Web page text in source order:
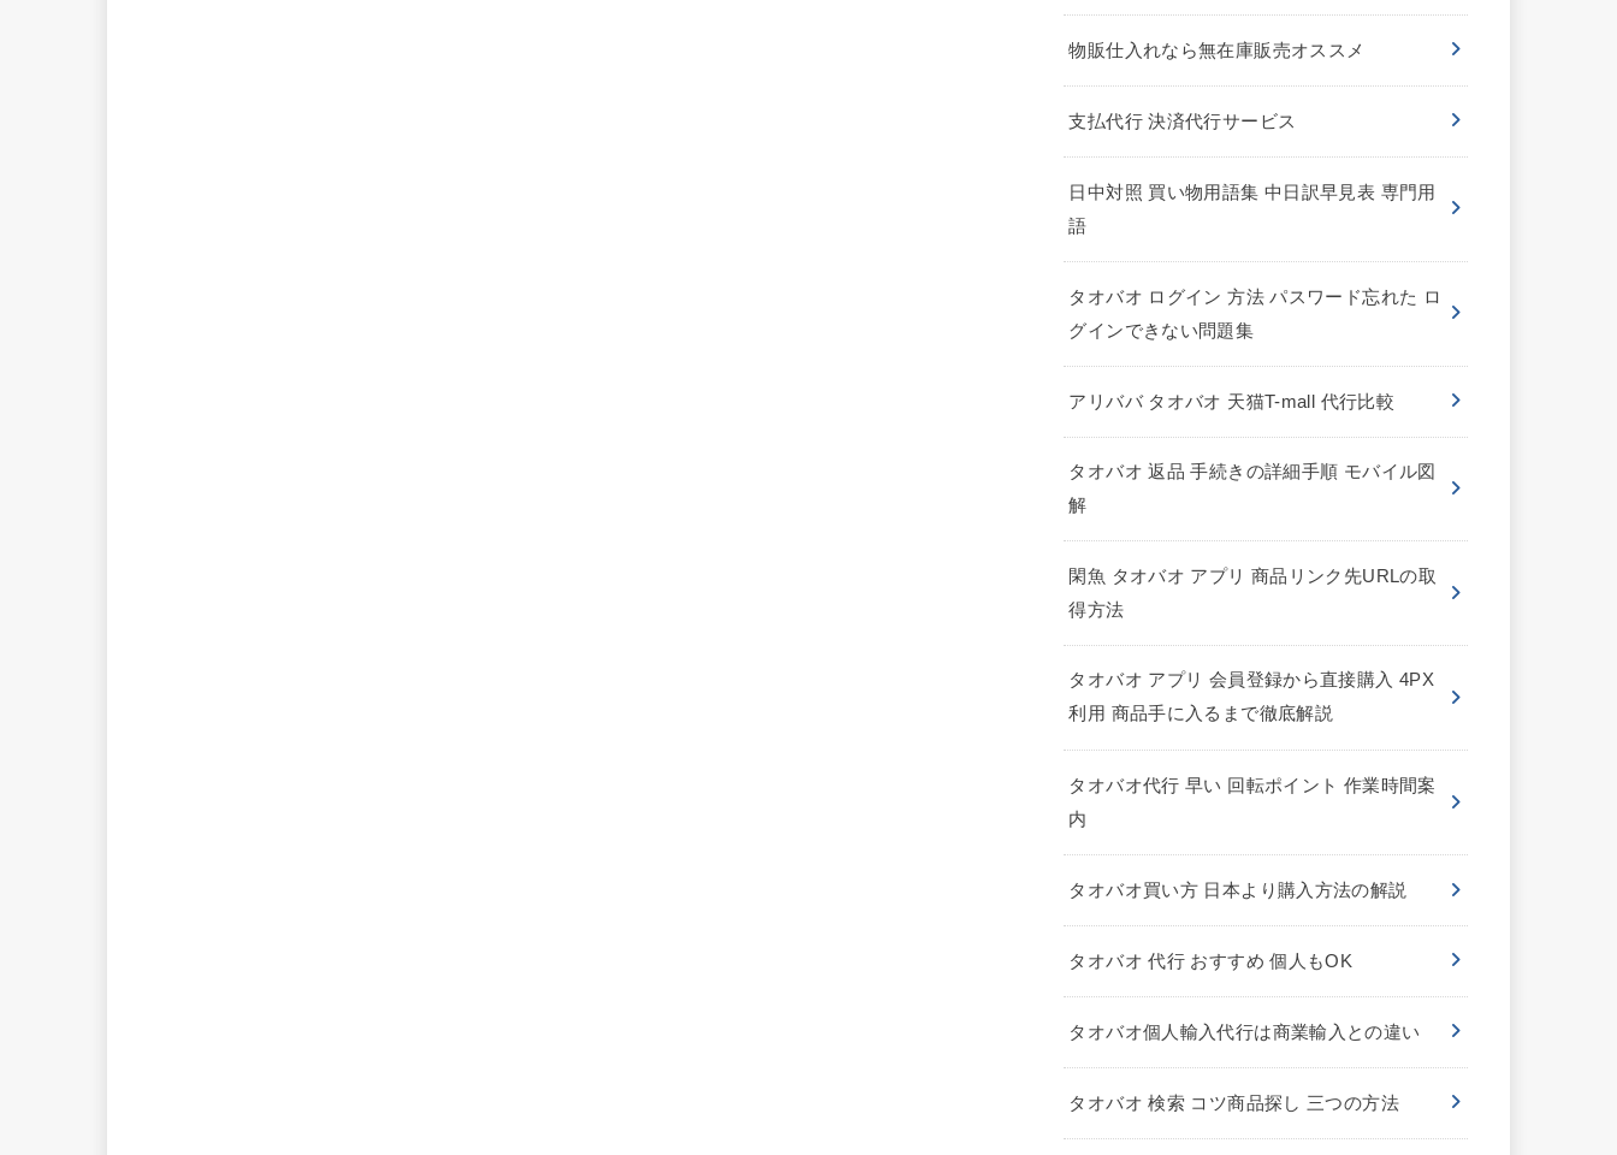
物販仕入れなら無在庫販売オススメ
支払代行 決済代行サービス
日中対照 買い物用語集 中日訳早見表 専門用
語
タオバオ ログイン 方法 パスワード忘れた ロ
グインできない問題集
アリババ タオバオ 天猫T-mall 代行比較
タオバオ 返品 手続きの詳細手順 モバイル図
解
閑魚 タオバオ アプリ 商品リンク先URLの取
得方法
タオバオ アプリ 会員登録から直接購入 4PX
利用 商品手に入るまで徹底解説
タオバオ代行 早い 回転ポイント 作業時間案
内
タオバオ買い方 日本より購入方法の解説
タオバオ 代行 おすすめ 個人もOK
タオバオ個人輸入代行は商業輸入との違い
タオバオ 検索 コツ商品探し 三つの方法